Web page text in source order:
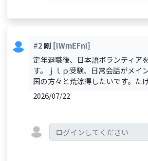
#2 剛 [IWmEFnI]
定年退職後、日本語ボランティア
す。ｊｌｐ受験、日常会話がメイ
国の方々と荒涼得したいです。た
2026/07/22